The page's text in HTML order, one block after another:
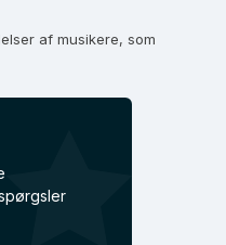
af musikere, som